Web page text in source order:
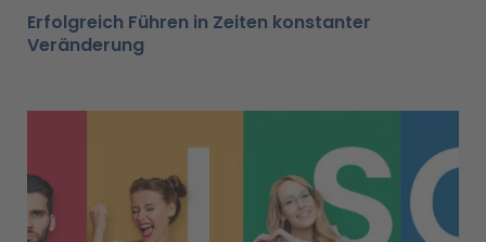
Erfolgreich Führen in Zeiten konstanter
Veränderung